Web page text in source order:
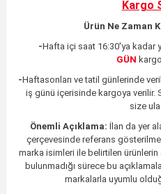
Kargo
Ürün Ne Zaman
-Hafta içi saat 16:30'ya kadar
GÜN
-Haftasonları ve tatil günlerinde
iş günü içerisinde kargoya verilir.
size
Önemli Açıklama: İlan da yer
çerçevesinde referans
marka isimleri ile belirtilen ürünlerin
bulunmadığı sürece bu
markalarla uyumlu